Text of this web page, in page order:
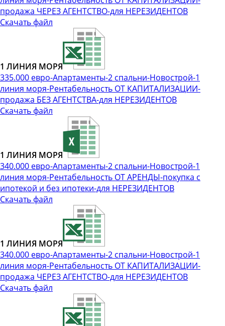
продажа ЧЕРЕЗ АГЕНТСТВО-для НЕРЕЗИДЕНТОВ
Скачать файл
1 ЛИНИЯ МОРЯ
335.000 евро-Апартаменты-2 спальни-Новострой-1
линия моря-Рентабельность ОТ КАПИТАЛИЗАЦИИ-
продажа БЕЗ АГЕНТСТВА-для НЕРЕЗИДЕНТОВ
Скачать файл
1 ЛИНИЯ МОРЯ
340.000 евро-Апартаменты-2 спальни-Новострой-1
линия моря-Рентабельность ОТ АРЕНДЫ-покупка с
ипотекой и без ипотеки-для НЕРЕЗИДЕНТОВ
Скачать файл
1 ЛИНИЯ МОРЯ
340.000 евро-Апартаменты-2 спальни-Новострой-1
линия моря-Рентабельность ОТ КАПИТАЛИЗАЦИИ-
продажа ЧЕРЕЗ АГЕНТСТВО-для НЕРЕЗИДЕНТОВ
Скачать файл